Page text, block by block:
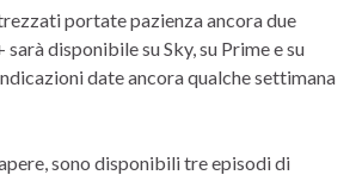
portate pazienza ancora due
disponibile su Sky, su Prime e su
date ancora qualche settimana
sono disponibili tre episodi di